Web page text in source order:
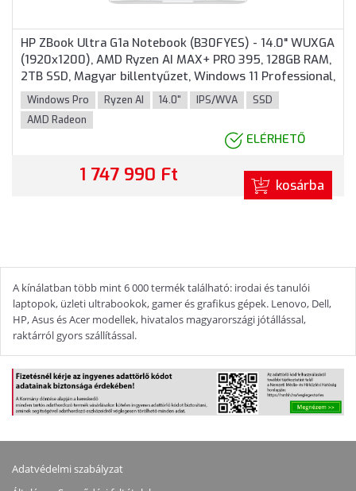
HP ZBook Ultra G1a Notebook (B30FYES) - 14.0" WUXGA
(1920x1200), AMD Ryzen AI MAX+ PRO 395, 128GB RAM,
2TB SSD, Magyar billentyűzet, Windows 11 Professional,
3 év garancia, Ezüst színben
Windows Pro Ryzen AI 14.0" IPS/WVA
SSD
AMD Radeon
ELÉRHETŐ
1 747 990 Ft kosárba
A kínálatban több mint 6 000 termék található: irodai és tanulói
laptopok, üzleti ultrabookok, gamer és grafikus gépek. Lenovo, Dell,
HP, Asus és Acer modellek, hivatalos magyarországi jótállással,
raktárról gyors szállítással.
Adatvédelmi szabályzat